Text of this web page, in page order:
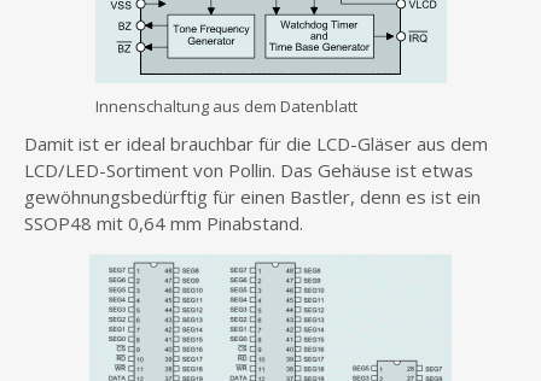
Innenschaltung aus dem Datenblatt
Damit ist er ideal brauchbar für die LCD-Gläser aus dem
LCD/LED-Sortiment von Pollin. Das Gehäuse ist etwas
gewöhnungsbedürftig für einen Bastler, denn es ist ein
SSOP48 mit 0,64 mm Pinabstand.